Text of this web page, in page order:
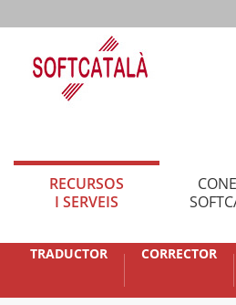
RECURSOS
I SERVEIS
TRADUCTOR CORRECTOR